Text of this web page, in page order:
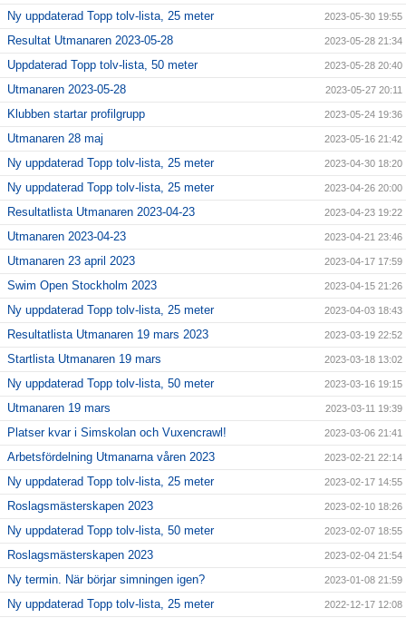
Ny uppdaterad Topp tolv-lista, 25 meter 2023-05-30 19:55
Resultat Utmanaren 2023-05-28 2023-05-28 21:34
Uppdaterad Topp tolv-lista, 50 meter 2023-05-28 20:40
Utmanaren 2023-05-28 2023-05-27 20:11
Klubben startar profilgrupp 2023-05-24 19:36
Utmanaren 28 maj 2023-05-16 21:42
Ny uppdaterad Topp tolv-lista, 25 meter 2023-04-30 18:20
Ny uppdaterad Topp tolv-lista, 25 meter 2023-04-26 20:00
Resultatlista Utmanaren 2023-04-23 2023-04-23 19:22
Utmanaren 2023-04-23 2023-04-21 23:46
Utmanaren 23 april 2023 2023-04-17 17:59
Swim Open Stockholm 2023 2023-04-15 21:26
Ny uppdaterad Topp tolv-lista, 25 meter 2023-04-03 18:43
Resultatlista Utmanaren 19 mars 2023 2023-03-19 22:52
Startlista Utmanaren 19 mars 2023-03-18 13:02
Ny uppdaterad Topp tolv-lista, 50 meter 2023-03-16 19:15
Utmanaren 19 mars 2023-03-11 19:39
Platser kvar i Simskolan och Vuxencrawl! 2023-03-06 21:41
Arbetsfördelning Utmanarna våren 2023 2023-02-21 22:14
Ny uppdaterad Topp tolv-lista, 25 meter 2023-02-17 14:55
Roslagsmästerskapen 2023 2023-02-10 18:26
Ny uppdaterad Topp tolv-lista, 50 meter 2023-02-07 18:55
Roslagsmästerskapen 2023 2023-02-04 21:54
Ny termin. När börjar simningen igen? 2023-01-08 21:59
Ny uppdaterad Topp tolv-lista, 25 meter 2022-12-17 12:08